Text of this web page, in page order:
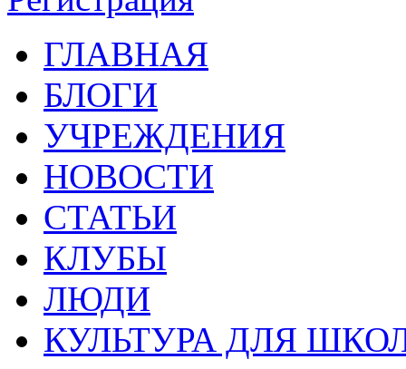
ГЛАВНАЯ
БЛОГИ
УЧРЕЖДЕНИЯ
НОВОСТИ
СТАТЬИ
КЛУБЫ
ЛЮДИ
КУЛЬТУРА ДЛЯ